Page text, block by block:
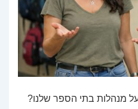
מנהלות בתי הספר שלנו?